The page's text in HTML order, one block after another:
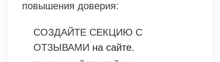
повышения доверия:
СОЗДАЙТЕ СЕКЦИЮ С
ОТЗЫВАМИ на сайте.